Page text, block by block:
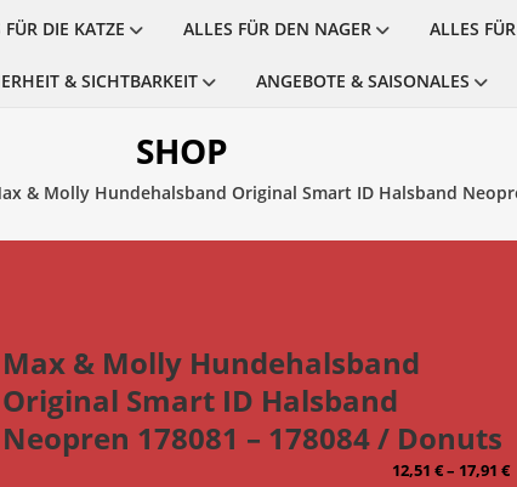
FÜR DIE KATZE ALLES FÜR DEN NAGER ALLES
& SICHTBARKEIT ANGEBOTE & SAISONALES
SHOP
& Molly Hundehalsband Original Smart ID Halsband
Max & Molly Hundehalsband
Original Smart ID Halsband
Neopren 178081 – 178084 / Donuts
12,51 €– 17,91 €